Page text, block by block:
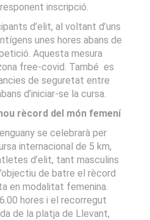
inscripció.
d’elit, al voltant d’uns
unes hores abans de
Aquesta mesura
free-covid. També es
de seguretat entre
d’iniciar-se la cursa.
rècord del món femení
se celebrarà per
internacional de 5 km,
d’elit, tant masculins
de batre el rècord
en modalitat femenina.
hores i el recorregut
de la platja de Llevant,